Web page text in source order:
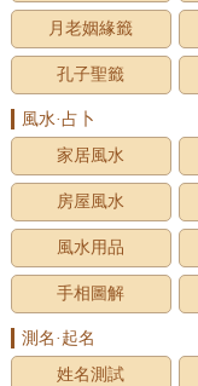
月老姻緣籤
孔子聖籤
風水·占卜
家居風水
房屋風水
風水用品
手相圖解
測名·起名
姓名測試